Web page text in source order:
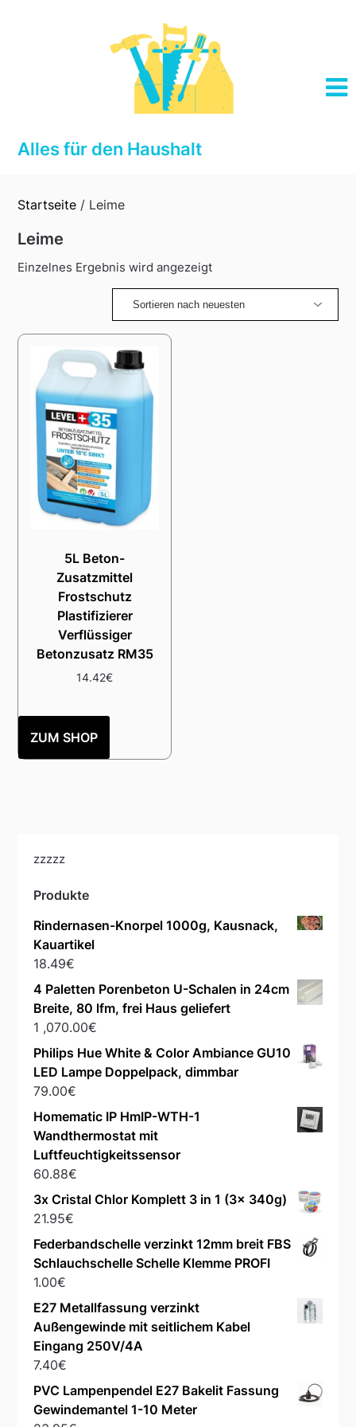
Alles für den Haushalt
Startseite / Leime
Leime
Einzelnes Ergebnis wird angezeigt
5L Beton-
Zusatzmittel
Frostschutz
Plastifizierer
Verflüssiger
Betonzusatz RM35
14.42€
ZUM SHOP
zzzzz
Produkte
Rindernasen-Knorpel 1000g, Kausnack,
Kauartikel
18.49€
4 Paletten Porenbeton U-Schalen in 24cm
Breite, 80 lfm, frei Haus geliefert
1 ,070.00€
Philips Hue White & Color Ambiance GU10
LED Lampe Doppelpack, dimmbar
79.00€
Homematic IP HmIP-WTH-1
Wandthermostat mit
Luftfeuchtigkeitssensor
60.88€
3x Cristal Chlor Komplett 3 in 1 (3x 340g)
21.95€
Federbandschelle verzinkt 12mm breit FBS
Schlauchschelle Schelle Klemme PROFI
1.00€
E27 Metallfassung verzinkt
Außengewinde mit seitlichem Kabel
Eingang 250V/4A
7.40€
PVC Lampenpendel E27 Bakelit Fassung
Gewindemantel 1-10 Meter